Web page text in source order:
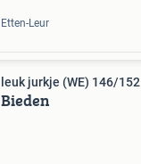
Etten-Leur
leuk jurkje (WE) 146/152
Bieden